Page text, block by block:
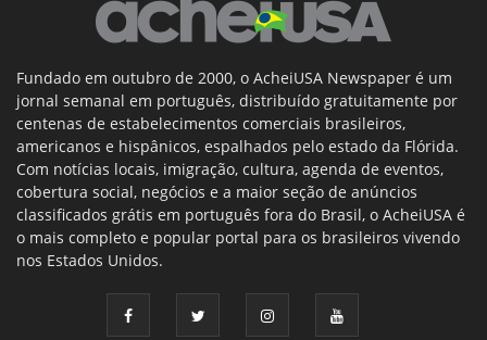
Fundado em outubro de 2000, o AcheiUSA Newspaper é um
jornal semanal em português, distribuído gratuitamente por
centenas de estabelecimentos comerciais brasileiros,
americanos e hispânicos, espalhados pelo estado da Flórida.
Com notícias locais, imigração, cultura, agenda de eventos,
cobertura social, negócios e a maior seção de anúncios
classificados grátis em português fora do Brasil, o AcheiUSA é
o mais completo e popular portal para os brasileiros vivendo
nos Estados Unidos.